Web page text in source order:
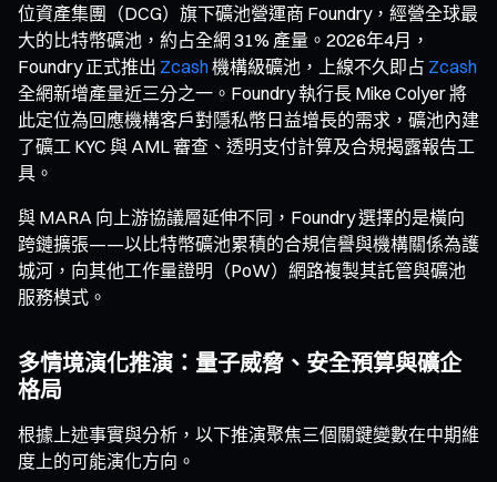
位資產集團（DCG）旗下礦池營運商 Foundry，經營全球最
大的比特幣礦池，約占全網 31% 產量。2026年4月，
Foundry 正式推出 Zcash機構級礦池，上線不久即占 Zcash
全網新增產量近三分之一。Foundry 執行長 Mike Colyer 將
此定位為回應機構客戶對隱私幣日益增長的需求，礦池內建
了礦工 KYC 與 AML 審查、透明支付計算及合規揭露報告工
具。
與 MARA 向上游協議層延伸不同，Foundry 選擇的是橫向
跨鏈擴張——以比特幣礦池累積的合規信譽與機構關係為護
城河，向其他工作量證明（PoW）網路複製其託管與礦池
服務模式。
多情境演化推演：量子威脅、安全預算與礦企
格局
根據上述事實與分析，以下推演聚焦三個關鍵變數在中期維
度上的可能演化方向。